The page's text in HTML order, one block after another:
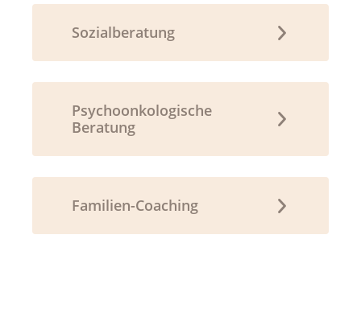
Sozialberatung
Psychoonkologische
Beratung
Familien-Coaching